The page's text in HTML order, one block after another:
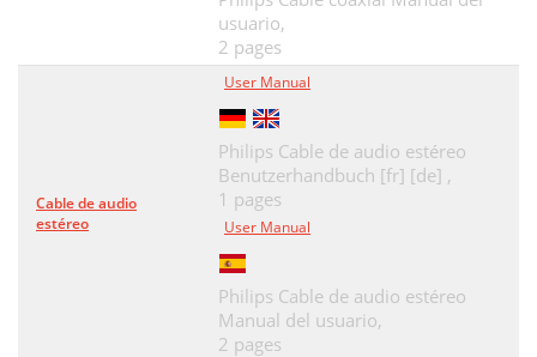
usuario,
2 pages
Cable de audio
estéreo
User Manual
Philips Cable de audio estéreo
Benutzerhandbuch [fr] [de] ,
1 pages
User Manual
Philips Cable de audio estéreo
Manual del usuario,
2 pages